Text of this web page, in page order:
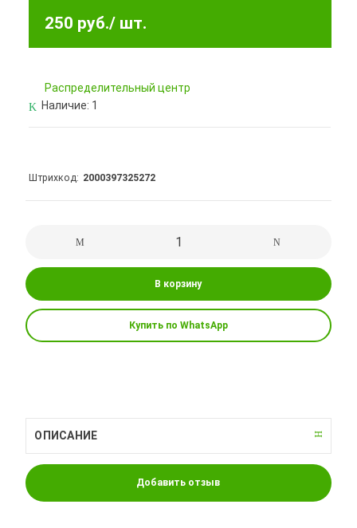
250 руб./ шт.
Pаспределительный центр
Наличие: 1
Штрихкод 2000397325272
В корзину
Купить по WhatsApp
ОПИСАНИЕ
Добавить отзыв